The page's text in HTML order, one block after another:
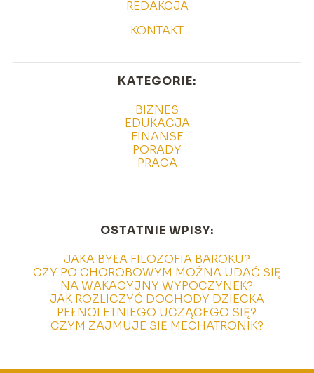
REDAKCJA
KONTAKT
KATEGORIE:
BIZNES
EDUKACJA
FINANSE
PORADY
PRACA
OSTATNIE WPISY:
JAKA BYŁA FILOZOFIA BAROKU?
CZY PO CHOROBOWYM MOŻNA UDAĆ SIĘ
NA WAKACYJNY WYPOCZYNEK?
JAK ROZLICZYĆ DOCHODY DZIECKA
PEŁNOLETNIEGO UCZĄCEGO SIĘ?
CZYM ZAJMUJE SIĘ MECHATRONIK?